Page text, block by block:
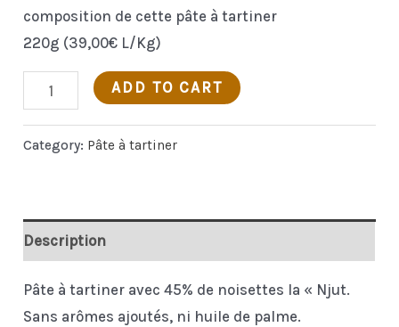
composition de cette pâte à tartiner
220g (39,00€ L/Kg)
Pâte
à
tartiner
Njut
quantity
ADD TO CART
Category: Pâte à tartiner
Description
Pâte à tartiner avec 45% de noisettes la « Njut.
Sans arômes ajoutés, ni huile de palme.